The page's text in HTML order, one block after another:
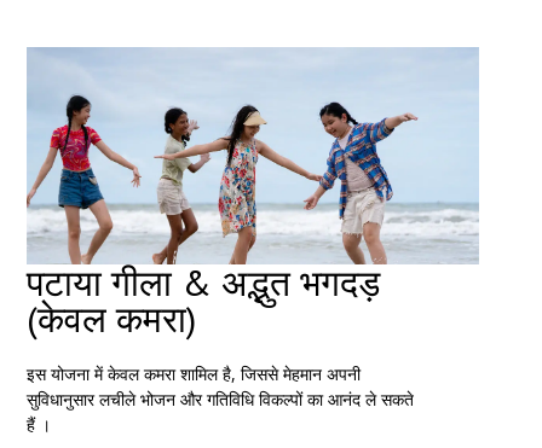
पटाया गीला & अद्भुत भगदड़
(केवल कमरा)
इस योजना में केवल कमरा शामिल है, जिससे मेहमान अपनी
सुविधानुसार लचीले भोजन और गतिविधि विकल्पों का आनंद ले सकते
हैं ।